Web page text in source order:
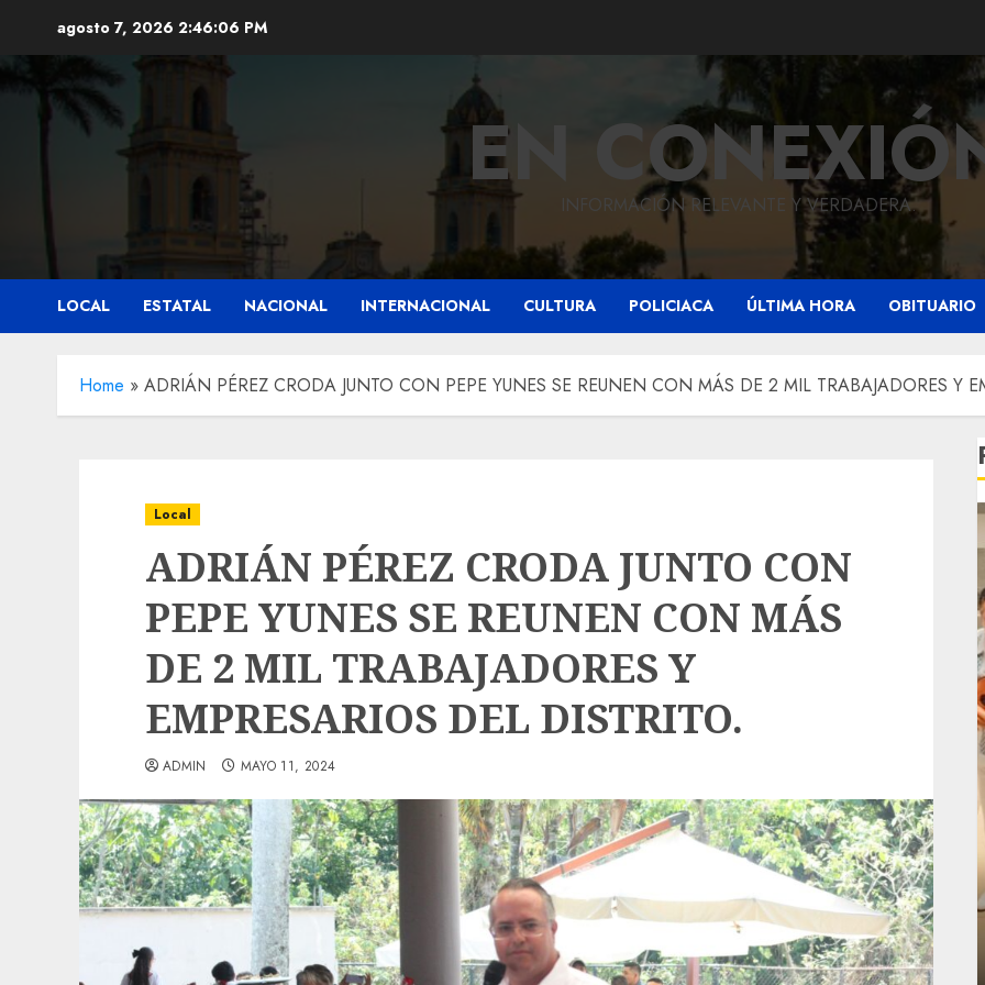
contenido
agosto 7, 2026 2:46:07 PM
ENINFORMACIÓN RELEVANTE Y VERDADERA.
LOCAL ESTATAL NACIONAL INTERNACIONAL CULTURA POLICIACA ÚLTIMA HORA OBITUARIO
Home » ADRIÁN PÉREZ CRODA JUNTO CON PEPE YUNES SE REUNEN CON MÁS DE 2 MIL TRABAJADORES Y
Local
ADRIÁN PÉREZ CRODA JUNTO CON
PEPE YUNES SE REUNEN CON MÁS
DE 2 MIL TRABAJADORES Y
EMPRESARIOS DEL DISTRITO.
ADMIN MAYO 11, 2024
Local
Obra de pavimentación de San Marcial será
mejorada. Interviene CASF
ADMIN JULIO 27, 2026 0
Local
Reviven la historia de Fortín, con exposición
de la cronista Minerva Salas.
ADMIN JULIO 31, 2026 0